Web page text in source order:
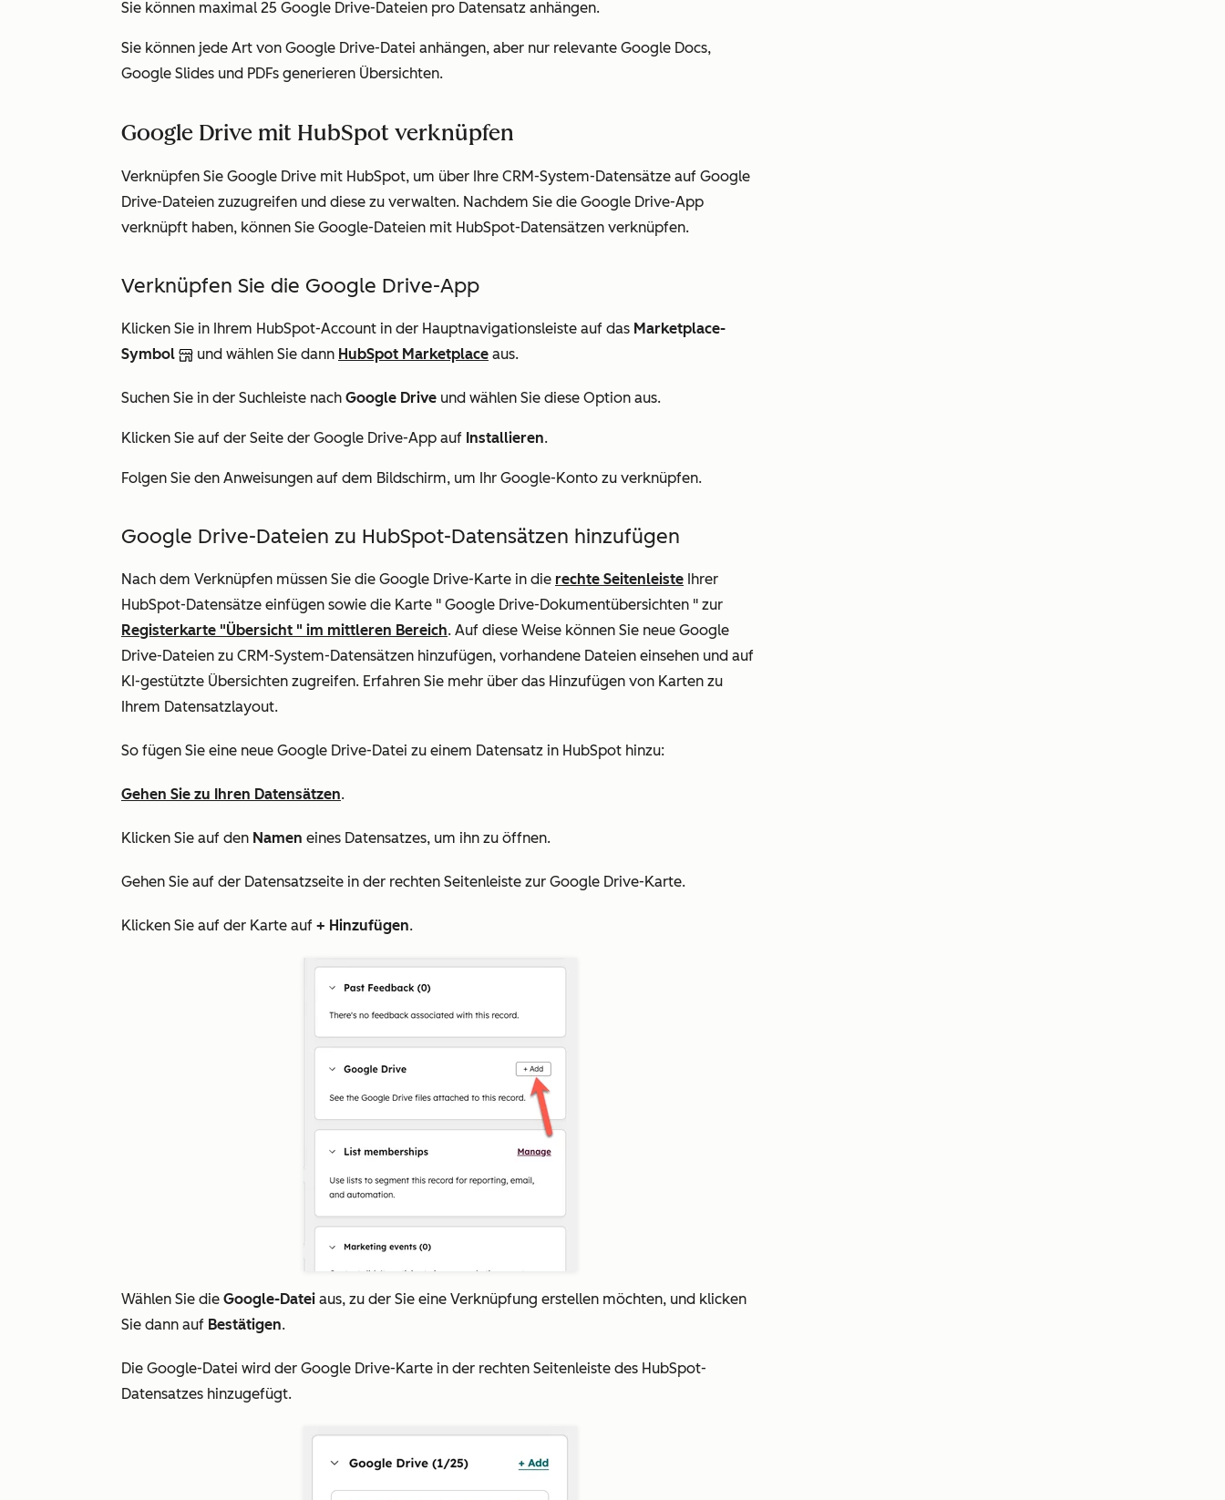
Sie können maximal 25 Google Drive-Dateien pro Datensatz anhängen.
Sie können jede Art von Google Drive-Datei anhängen, aber nur relevante Google Docs,
Google Slides und PDFs generieren Übersichten.
Google Drive mit HubSpot verknüpfen
Verknüpfen Sie Google Drive mit HubSpot, um über Ihre CRM-System-Datensätze auf Google
Drive-Dateien zuzugreifen und diese zu verwalten. Nachdem Sie die Google Drive-App
verknüpft haben, können Sie Google-Dateien mit HubSpot-Datensätzen verknüpfen.
Verknüpfen Sie die Google Drive-App
Klicken Sie in Ihrem HubSpot-Account in der Hauptnavigationsleiste auf das Marketplace-
Symbol
und wählen Sie dann HubSpot Marketplace aus.
Suchen Sie in der Suchleiste nach Google Drive und wählen Sie diese Option aus.
Klicken Sie auf der Seite der Google Drive-App auf Installieren.
Folgen Sie den Anweisungen auf dem Bildschirm, um Ihr Google-Konto zu verknüpfen.
Google Drive-Dateien zu HubSpot-Datensätzen hinzufügen
Nach dem Verknüpfen müssen Sie die Google Drive-Karte in die rechte Seitenleiste Ihrer
HubSpot-Datensätze einfügen sowie die Karte " Google Drive-Dokumentübersichten " zur
Registerkarte "Übersicht " im mittleren Bereich. Auf diese Weise können Sie neue Google
Drive-Dateien zu CRM-System-Datensätzen hinzufügen, vorhandene Dateien einsehen und auf
KI-gestützte Übersichten zugreifen. Erfahren Sie mehr über das Hinzufügen von Karten zu
Ihrem Datensatzlayout.
So fügen Sie eine neue Google Drive-Datei zu einem Datensatz in HubSpot hinzu:
Gehen Sie zu Ihren Datensätzen.
Klicken Sie auf den Namen eines Datensatzes, um ihn zu öffnen.
Gehen Sie auf der Datensatzseite in der rechten Seitenleiste zur Google Drive-Karte.
Klicken Sie auf der Karte auf + Hinzufügen.
Wählen Sie die Google-Datei aus, zu der Sie eine Verknüpfung erstellen möchten, und klicken
Sie dann auf Bestätigen.
Die Google-Datei wird der Google Drive-Karte in der rechten Seitenleiste des HubSpot-
Datensatzes hinzugefügt.